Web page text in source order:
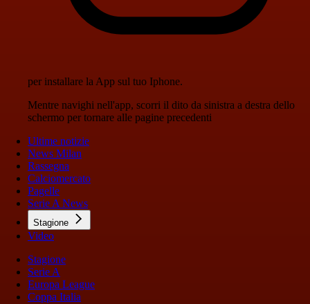
per installare la App sul tuo Iphone.
Mentre navighi nell'app, scorri il dito da sinistra a destra dello
schermo per tornare alle pagine precedenti
Ultime notizie
News Milan
Rassegna
Calciomercato
Pagelle
Serie A News
Stagione
Video
Stagione
Serie A
Europa League
Coppa Italia